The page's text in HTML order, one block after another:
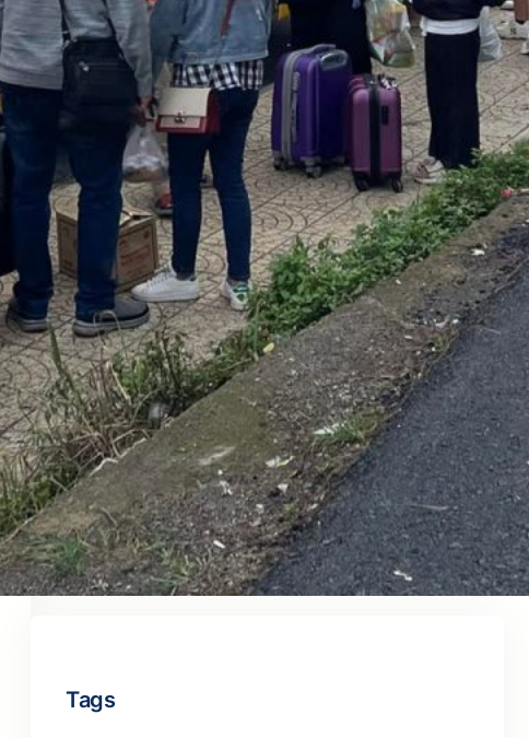
Recent Posts
Xe phòng đôi An Anh Limousine tết 2026
Tháng 7 2, 2026
Amazing Đà Lạt – Công ty về marketing
chuyên nghiệp 2026
Tháng 6 26, 2026
Từ khóa du lịch Việt Nam nằm top 2026
Tháng 7 14, 2023
Nguyễn Kim Limousine tết 2025
Tháng 7 15, 2022
Các loại hình du lịch ở Việt Nam tết 2025
Tháng 6 26, 2022
Tags